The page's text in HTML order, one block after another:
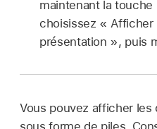
maintenant la
choisissez « Afficher
présentation », puis
Vous pouvez afficher les